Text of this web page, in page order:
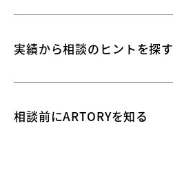
実績から相談の ヒントを探す
相談前にARTORYを知る